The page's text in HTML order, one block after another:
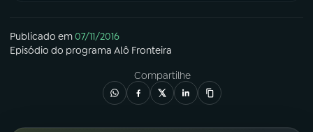
Publicado em07/11/2016
Episódio do programa Alô Fronteira
Compartilhe